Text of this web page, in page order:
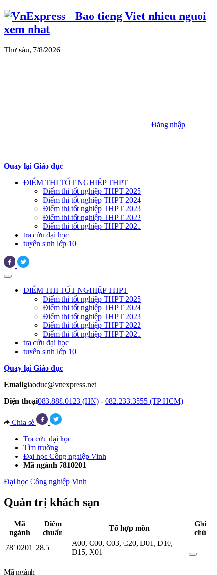
Thứ sáu, 7/8/2026
Đăng nhập
Quay lại Giáo dục
ĐIỂM THI TỐT NGHIỆP THPT
Điểm thi tốt nghiệp THPT 2025
Điểm thi tốt nghiệp THPT 2024
Điểm thi tốt nghiệp THPT 2023
Điểm thi tốt nghiệp THPT 2022
Điểm thi tốt nghiệp THPT 2021
tra cứu đại học
tuyển sinh lớp 10
ĐIỂM THI TỐT NGHIỆP THPT
Điểm thi tốt nghiệp THPT 2025
Điểm thi tốt nghiệp THPT 2024
Điểm thi tốt nghiệp THPT 2023
Điểm thi tốt nghiệp THPT 2022
Điểm thi tốt nghiệp THPT 2021
tra cứu đại học
tuyển sinh lớp 10
Quay lại Giáo dục
Emailgiaoduc@vnexpress.net
Điện thoại083.888.0123 (HN) - 082.233.3555 (TP HCM)
Chia sẻ
Tra cứu đại học
Tìm trường
Đại học Công nghiệp Vinh
Mã ngành 7810201
Đại học Công nghiệp Vinh
Quản trị khách sạn
Mã
ngành
Điểm
chuẩn
Tổ hợp môn
Ghi
chú
7810201 28.5
A00, C00, C03, C20, D01, D10,
D15, X01
Mã ngành